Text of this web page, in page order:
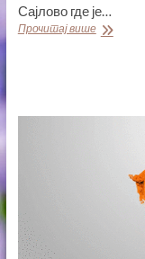
Сајлово где је…
Прочитај вишеНОВЕ